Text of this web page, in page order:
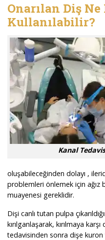
Onarılan Diş
Kullanılabilir?
Kanal
oluşabileceğinden dolayı ,
problemleri önlemek için ağız
muayenesi gereklidir.
Dişi canlı tutan pulpa
kırılganlaşarak, kırılmaya
tedavisinden sonra dişe kuron